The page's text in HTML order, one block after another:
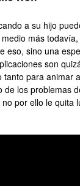
a su hijo
más
eso, sino una
son
tanto para animar
de los problemas
por ello le quita